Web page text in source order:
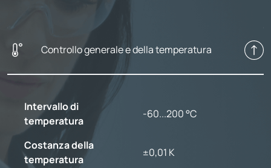
Controllo generale e della temperatura
Intervallo di
temperatura
-60...200 °C
Costanza della
temperatura
±0,01 K